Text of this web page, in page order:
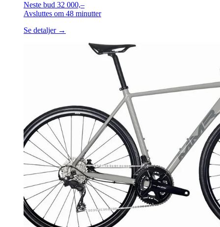
Neste bud 32 000,–
Avsluttes om 48 minutter
Se detaljer →